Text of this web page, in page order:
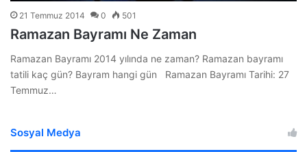
21 Temmuz 2014 0 501
Ramazan Bayramı Ne Zaman
Ramazan Bayramı 2014 yılında ne zaman? Ramazan bayramı
tatili kaç gün? Bayram hangi gün Ramazan Bayramı Tarihi: 27
Temmuz…
Sosyal Medya